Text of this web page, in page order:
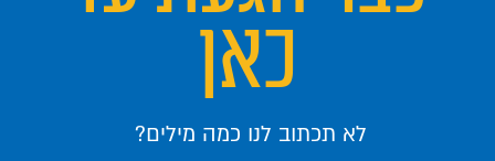
כאן
לא תכתוב לנו כמה מילים?